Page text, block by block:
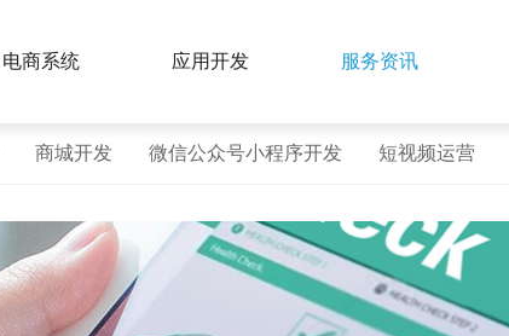
电商系统 应用开发 服务资讯
商城开发 微信公众号小程序开发 短视频运营